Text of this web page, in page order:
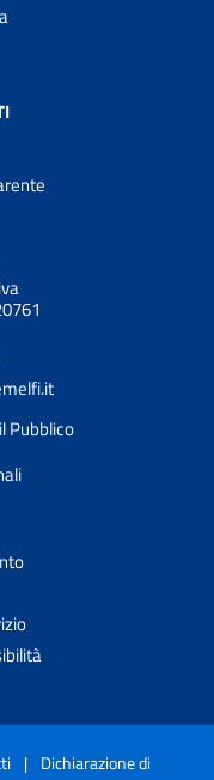
Pubblico
| Dichiarazione di